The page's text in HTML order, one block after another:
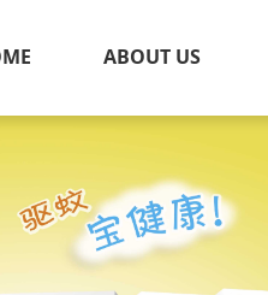
ABOUT US